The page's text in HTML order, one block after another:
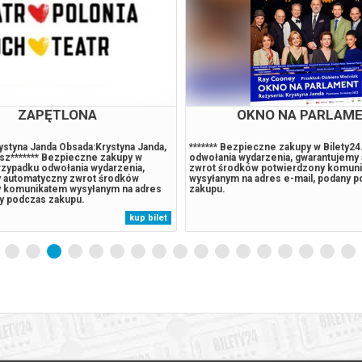
ZAPĘTLONA
Janda Obsada:Krystyna Janda,
Bezpieczne zakupy w
odwołania wydarzenia,
automatyczny zwrot środków
wysyłanym na adres
podczas zakupu.
kup bilet
OKNO NA
******* Bezpieczne zakupy w
odwołania wydarzenia,
zwrot środków potwierdzony
wysyłanym na adres e-mail, podany
zakupu.